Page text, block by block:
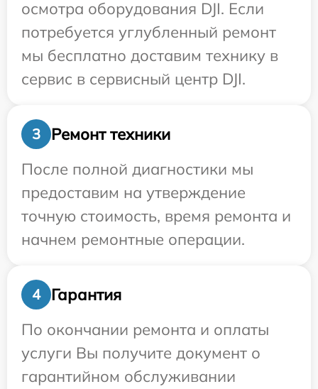
осмотра оборудования DJI. Если
потребуется углубленный ремонт
мы бесплатно доставим технику в
сервис в сервисный центр DJI.
3
Ремонт техники
После полной диагностики мы
предоставим на утверждение
точную стоимость, время ремонта и
начнем ремонтные операции.
4
Гарантия
По окончании ремонта и оплаты
услуги Вы получите документ о
гарантийном обслуживании